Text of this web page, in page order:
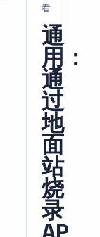
看
通
用：
通
过
地
面
站
烧
录